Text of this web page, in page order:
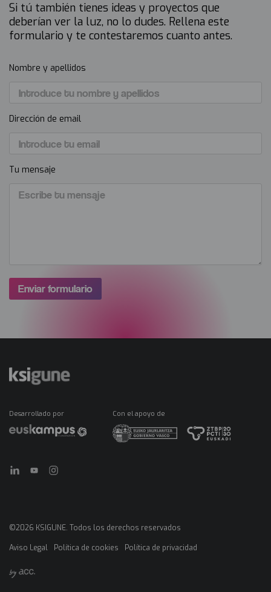
Si tú también tienes ideas y proyectos que
deberían ver la luz, no lo dudes. Rellena este
formulario y te contestaremos cuanto antes.
Nombre y apellidos
Dirección de email
Tu mensaje
Desarrollado por Con el apoyo de
©2026 KSIGUNE. Todos los derechos reservados
legales
Aviso Legal Política de cookies Política de privacidad